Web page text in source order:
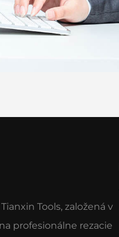
Tools, založená v
profesionálne rezacie